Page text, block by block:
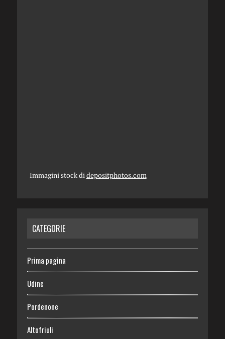
Immagini stock di depositphotos.com
CATEGORIE
Prima pagina
Udine
Pordenone
Altofriuli